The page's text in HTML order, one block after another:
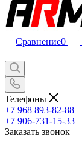
Сравнение0
Телефоны
+7 968 893-82-88
+7 906-731-15-33
Заказать звонок